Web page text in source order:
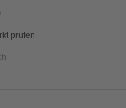
prüfen